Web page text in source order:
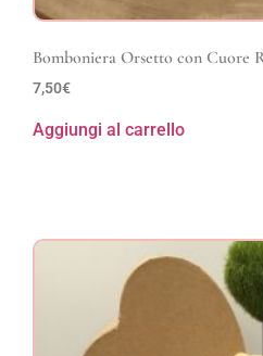
Bomboniera Orsetto con Cuore
7,50€
Aggiungi al carrello